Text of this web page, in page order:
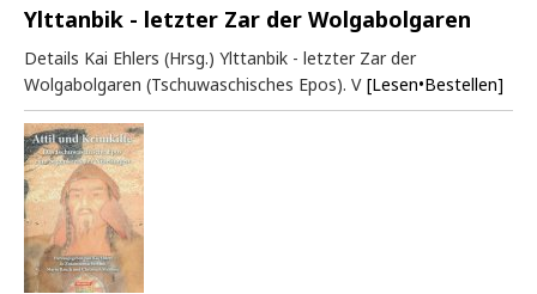
Ylttanbik - letzter Zar der Wolgabolgaren
Details Kai Ehlers (Hrsg.) Ylttanbik - letzter Zar der
Wolgabolgaren (Tschuwaschisches Epos). V [Lesen•Bestellen]